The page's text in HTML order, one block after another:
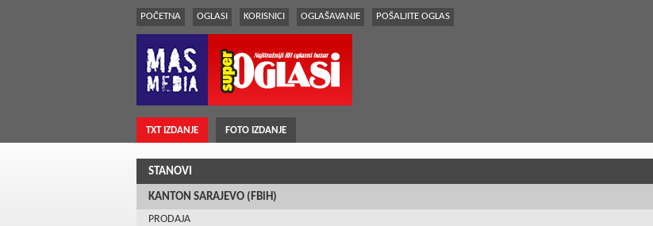
POČETNA OGLASI KORISNICI OGLAŠAVANJE POŠALJITE OGLAS
TXT IZDANJE FOTO IZDANJE
STANOVI
KANTON SARAJEVO (FBiH)
PRODAJA